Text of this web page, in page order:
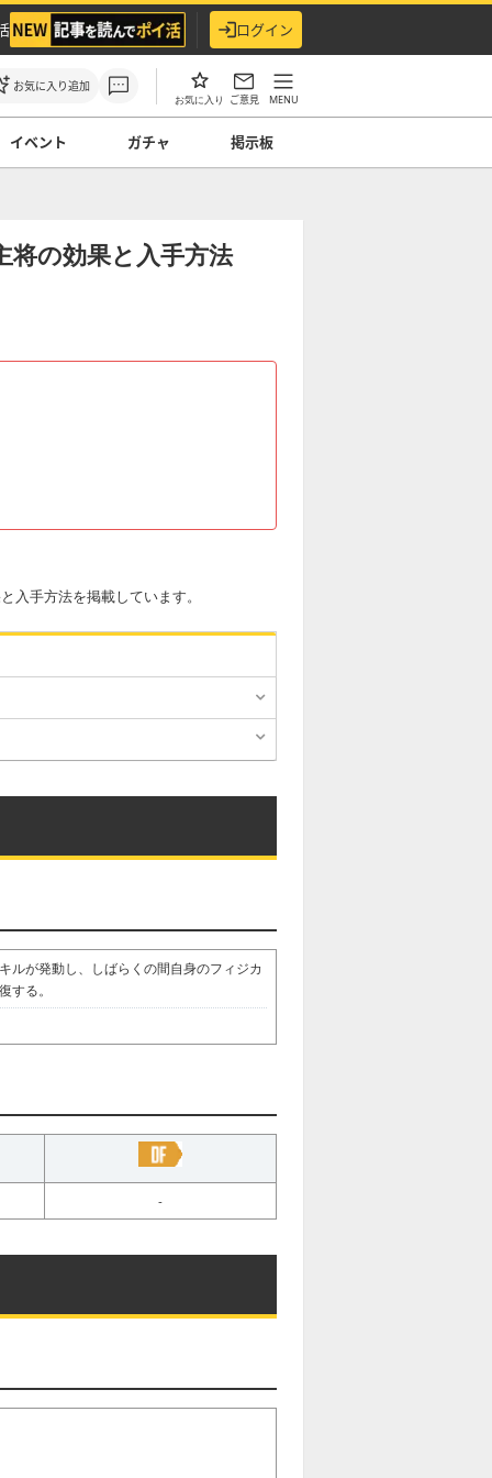
ログイン
お気に入り追加
お気に入り ご意見 MENU
イベント ガチャ 掲示板
の効果と入手方法
手方法を掲載しています。
ルが発動し、しばらくの間自身のフィジカ
する。
-